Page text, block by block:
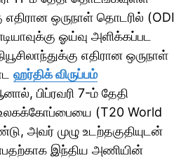
எதிரான ஒருநாள் தொடரில் (ODI
ஓய்வு அளிக்கப்பட
எதிரான ஒருநாள்
ஹர்திக் விருப்பம்
பிப்ரவரி 7-ம் தேதி
(T20 World
அவர் முழு உடற்தகுதியுடன்
இந்திய அணியின்